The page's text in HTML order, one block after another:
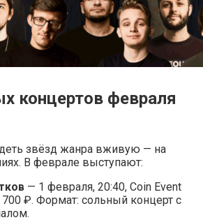
концертов февраля
звёзд жанра вживую — на
В феврале выступают:
— 1 февраля, 20:40, Coin Event
700 ₽. Формат: сольный концерт с